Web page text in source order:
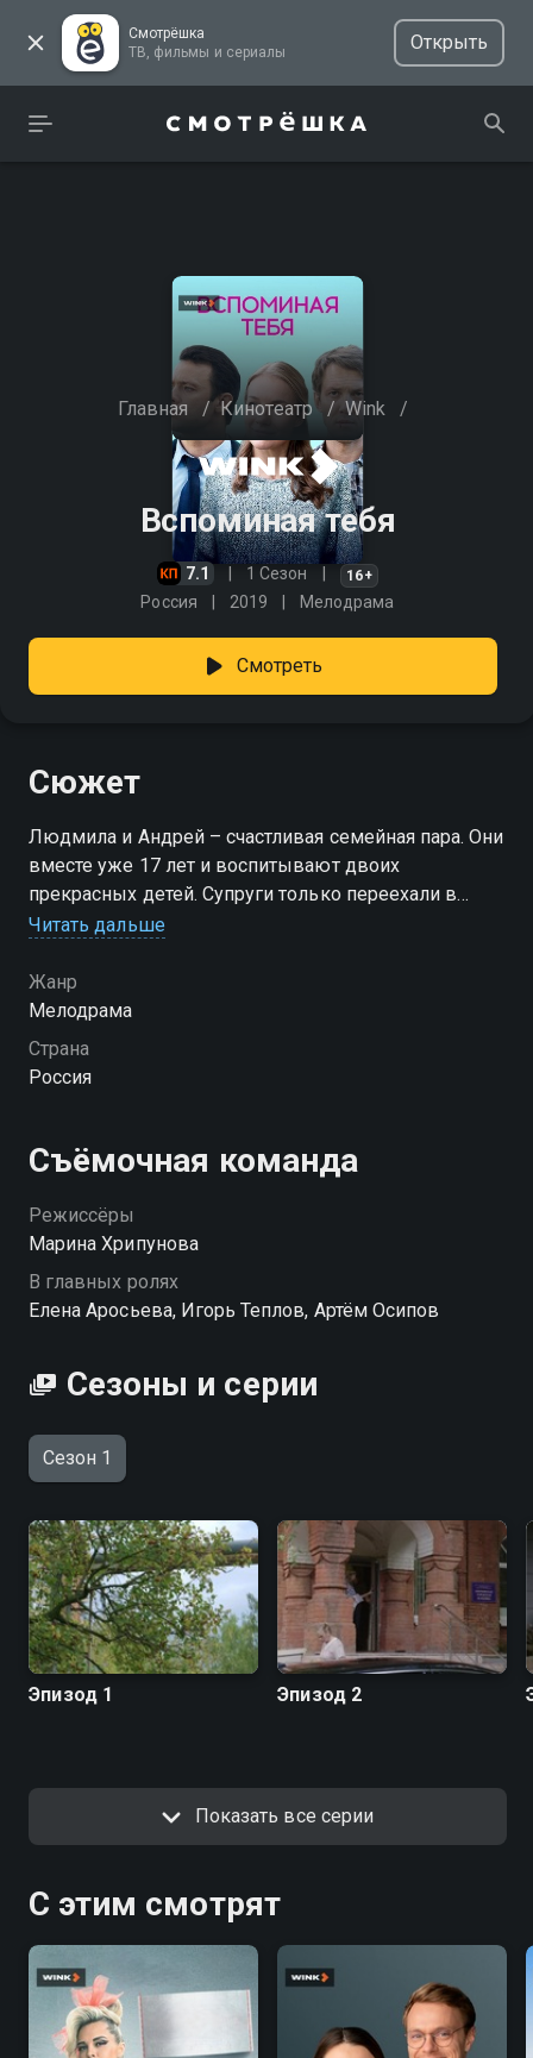
Смотрёшка
ТВ, фильмы и сериалы
Открыть
Главная / Кинотеатр / Wink /
Вспоминая тебя
7.1 1 Сезон 16+
Россия 2019 Мелодрама
Смотреть
Сюжет
Людмила и Андрей – счастливая семейная пара. Они
вместе уже 17 лет и воспитывают двоих
прекрасных детей. Супруги только переехали в
новый дом, о котором давно мечтали. Но однажды
вести…Люда пытается найти мужа, обзванивает
больницы, обивает пороги милиции, но все
напрасно. Андрей исчез. Людмила пытается начать
жизнь заново, ради детей...
Читать дальше
Жанр
Мелодрама
Страна
Россия
Съёмочная команда
Режиссёры
Марина Хрипунова
В главных ролях
Елена Аросьева, Игорь Теплов, Артём Осипов
Сезоны и серии
Сезон 1
Эпизод 1 Эпизод 2
Показать все серии
С этим смотрят